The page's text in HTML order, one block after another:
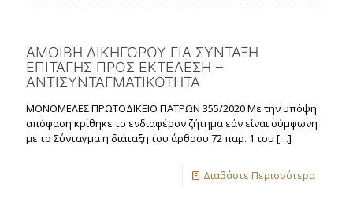
ΑΜΟΙΒΗ ΔΙΚΗΓΟΡΟΥ ΓΙΑ ΣΥΝΤΑΞΗ
ΕΠΙΤΑΓΗΣ ΠΡΟΣ ΕΚΤΕΛΕΣΗ –
ΑΝΤΙΣΥΝΤΑΓΜΑΤΙΚΟΤΗΤΑ
ΜΟΝΟΜΕΛΕΣ ΠΡΩΤΟΔΙΚΕΙΟ ΠΑΤΡΩΝ 355/2020 Με την υπόψη
απόφαση κρίθηκε το ενδιαφέρον ζήτημα εάν είναι σύμφωνη
με το Σύνταγμα η διάταξη του άρθρου 72 παρ. 1 του […]
Διαβάστε Περισσότερα